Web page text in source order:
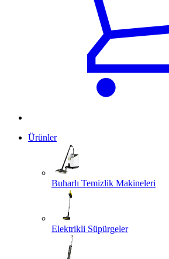
Ürünler
Buharlı Temizlik Makineleri
Elektrikli Süpürgeler